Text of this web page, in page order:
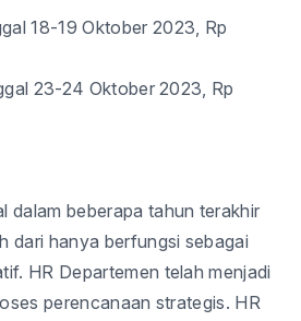
al 18-19 Oktober 2023, Rp
23-24 Oktober2023, Rp
dalam beberapa tahun terakhir
dari hanya berfungsi sebagai
. HR Departemen telah menjadi
perencanaan strategis. HR